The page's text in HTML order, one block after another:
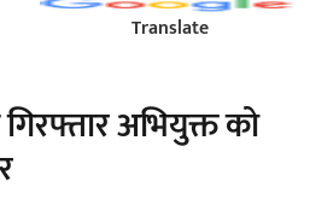
Translate
अभियुक्त को